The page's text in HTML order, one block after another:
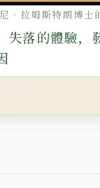
‧拉姆斯特朗博士
失落的體驗，